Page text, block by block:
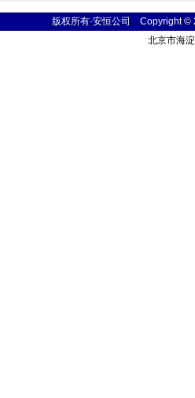
版权所有·安恒公司 Copyright
北京市海